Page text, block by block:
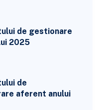
de gestionare
2025
de
aferent anului